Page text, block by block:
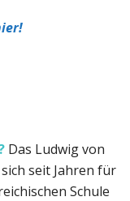
Das Ludwig von
seit Jahren für
Schule